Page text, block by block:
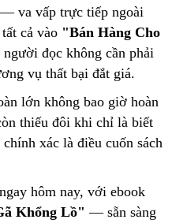
va vấp trực tiếp ngoài
cả vào "Bán Hàng Cho
người đọc không cần phải
vụ thất bại đắt giá.
lớn không bao giờ hoàn
thiếu đôi khi chỉ là biết
xác là điều cuốn sách
hôm nay, với ebook
Khổng Lồ" — sẵn sàng